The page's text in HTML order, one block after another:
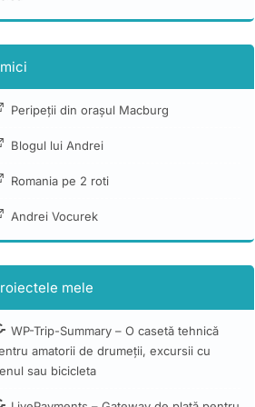
Peripeții din orașul Macburg
Blogul lui Andrei
Romania pe 2 roti
Andrei Vocurek
mele
WP-Trip-Summary – O casetă tehnică
amatorii de drumeții, excursii cu
sau bicicleta